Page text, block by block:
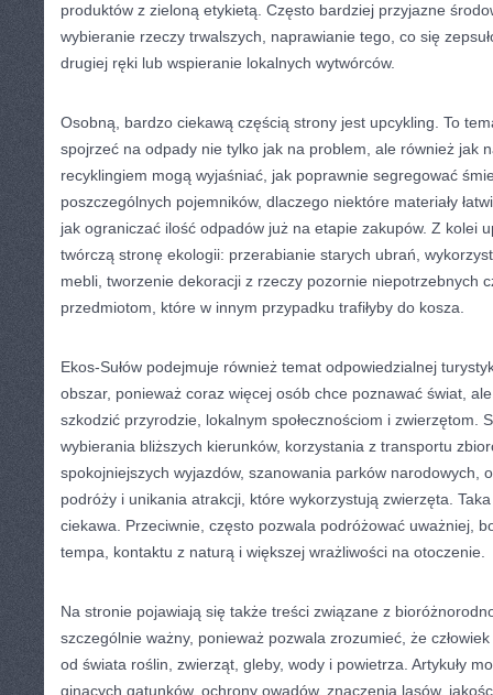
produktów z zieloną etykietą. Często bardziej przyjazne
wybieranie rzeczy trwalszych, naprawianie tego, co się
drugiej ręki lub wspieranie lokalnych wytwórców.
Osobną, bardzo ciekawą częścią strony jest upcykling. To
spojrzeć na odpady nie tylko jak na problem, ale również jak
recyklingiem mogą wyjaśniać, jak poprawnie segregować
poszczególnych pojemników, dlaczego niektóre materiały
jak ograniczać ilość odpadów już na etapie zakupów. Z kolei
twórczą stronę ekologii: przerabianie starych ubrań,
mebli, tworzenie dekoracji z rzeczy pozornie niepotrzebnych
przedmiotom, które w innym przypadku trafiłyby do kosza.
Ekos-Sułów podejmuje również temat odpowiedzialnej
obszar, ponieważ coraz więcej osób chce poznawać świat,
szkodzić przyrodzie, lokalnym społecznościom i zwierzętom.
wybierania bliższych kierunków, korzystania z transportu
spokojniejszych wyjazdów, szanowania parków narodowych,
podróży i unikania atrakcji, które wykorzystują zwierzęta.
ciekawa. Przeciwnie, często pozwala podróżować uważniej,
tempa, kontaktu z naturą i większej wrażliwości na otoczenie.
Na stronie pojawiają się także treści związane z
szczególnie ważny, ponieważ pozwala zrozumieć, że
od świata roślin, zwierząt, gleby, wody i powietrza. Artykuły
ginących gatunków, ochrony owadów, znaczenia lasów,